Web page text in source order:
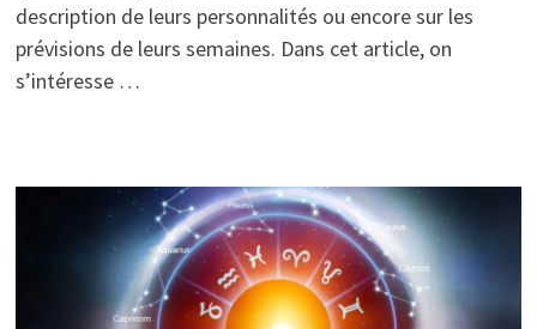
description de leurs personnalités ou encore sur les
prévisions de leurs semaines. Dans cet article, on
s’intéresse …